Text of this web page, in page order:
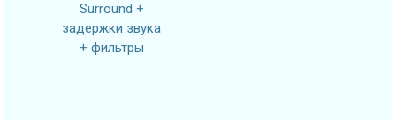
Surround +
задержки звука
+ фильтры